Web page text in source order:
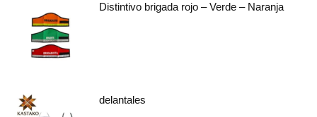
Distintivo brigada rojo – Verde – Naranja
delantales